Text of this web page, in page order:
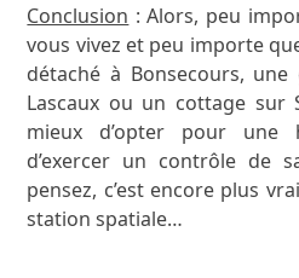
Conclusion : Alors, peu
vous vivez et peu importe
détaché à Bonsecours,
Lascaux ou un cottage sur
mieux d’opter pour une
d’exercer un contrôle de
pensez, c’est encore plus
station spatiale…